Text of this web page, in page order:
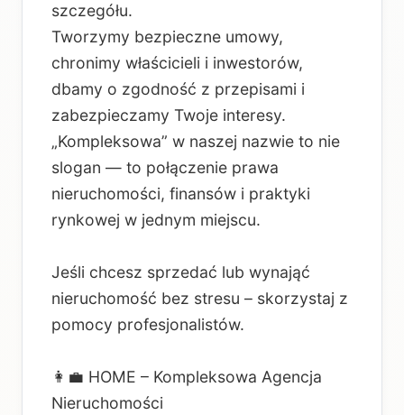
szczegółu.
Tworzymy bezpieczne umowy,
chronimy właścicieli i inwestorów,
dbamy o zgodność z przepisami i
zabezpieczamy Twoje interesy.
„Kompleksowa” w naszej nazwie to nie
slogan — to połączenie prawa
nieruchomości, finansów i praktyki
rynkowej w jednym miejscu.
Jeśli chcesz sprzedać lub wynająć
nieruchomość bez stresu – skorzystaj z
pomocy profesjonalistów.
👩‍💼 HOME – Kompleksowa Agencja
Nieruchomości